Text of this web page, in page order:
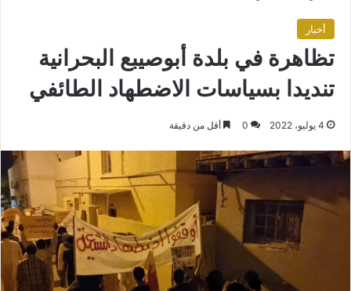
أخبار
تظاهرة في بلدة أبوصيبع البحرانية
تنديدا بسياسات الاضطهاد الطائفي
4 يوليو، 2022 0 أقل من دقيقة